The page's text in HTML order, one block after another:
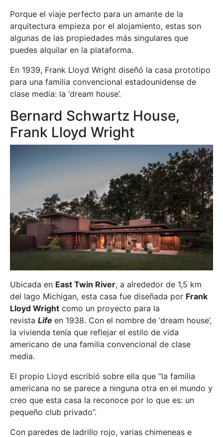
Porque el viaje perfecto para un amante de la
arquitectura empieza por el alojamiento, estas son
algunas de las propiedades más singulares que
puedes alquilar en la plataforma.
En 1939, Frank Lloyd Wright diseñó la casa prototipo
para una familia convencional estadounidense de
clase media: la ‘dream house’.
Bernard Schwartz House,
Frank Lloyd Wright
Ubicada en East Twin River, a alrededor de 1,5 km
del lago Michigan, esta casa fue diseñada por Frank
Lloyd Wright como un proyecto para la
revista Life en 1938. Con el nombre de ‘dream house’,
la vivienda tenía que reflejar el estilo de vida
americano de una familia convencional de clase
media.
El propio Lloyd escribió sobre ella que “la familia
americana no se parece a ninguna otra en el mundo y
creo que esta casa la reconoce por lo que es: un
pequeño club privado”.
Con paredes de ladrillo rojo, varias chimeneas e